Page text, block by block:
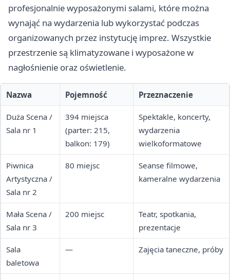
profesjonalnie wyposażonymi salami, które można
wynająć na wydarzenia lub wykorzystać podczas
organizowanych przez instytucję imprez. Wszystkie
przestrzenie są klimatyzowane i wyposażone w
nagłośnienie oraz oświetlenie.
Nazwa Pojemność Przeznaczenie
Duża Scena /
Sala nr 1
394 miejsca
(parter: 215,
balkon: 179)
Spektakle, koncerty,
wydarzenia
wielkoformatowe
Piwnica
Artystyczna /
Sala nr 2
80 miejsc
Seanse filmowe,
kameralne wydarzenia
Mała Scena /
Sala nr 3
200 miejsc
Teatr, spotkania,
prezentacje
Sala
baletowa
— Zajęcia taneczne, próby